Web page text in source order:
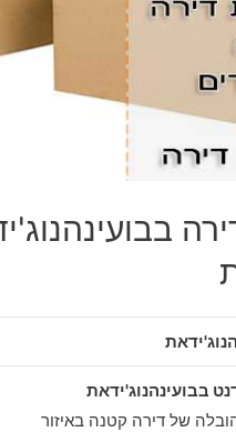
בבועינהנוג'ידאת
של דירה קטנה באיזור